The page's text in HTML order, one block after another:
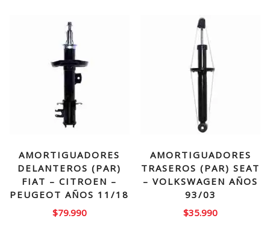
era:
$60.000.
AMORTIGUADORES
DELANTEROS (PAR)
FIAT – CITROEN –
PEUGEOT AÑOS 11/18
$79.990
AMORTIGUADORES
TRASEROS (PAR) SEAT
– VOLKSWAGEN AÑOS
93/03
$35.990